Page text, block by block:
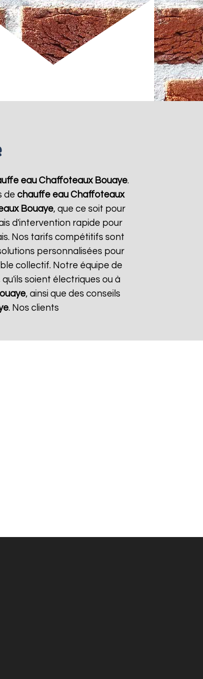
eau Chaffoteaux Bouaye.
de chauffe eau Chaffoteaux
Bouaye, que ce soit pour
d'intervention rapide pour
Nos tarifs compétitifs sont
personnalisées pour
collectif. Notre équipe de
qu'ils soient électriques ou à
, ainsi que des conseils
. Nos clients